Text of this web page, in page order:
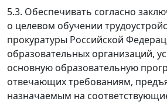
5.3. Обеспечивать согласно
о целевом обучении
прокуратуры Российской
образовательных организаций,
основную образовательную
отвечающих требованиям,
назначаемым на